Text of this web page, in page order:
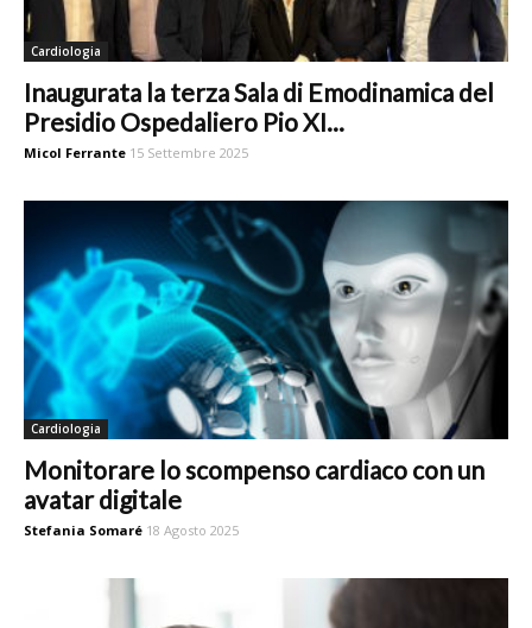
Cardiologia
Inaugurata la terza Sala di Emodinamica del
Presidio Ospedaliero Pio XI...
Micol Ferrante 15 Settembre 2025
Cardiologia
Monitorare lo scompenso cardiaco con un
avatar digitale
Stefania Somaré 18 Agosto 2025